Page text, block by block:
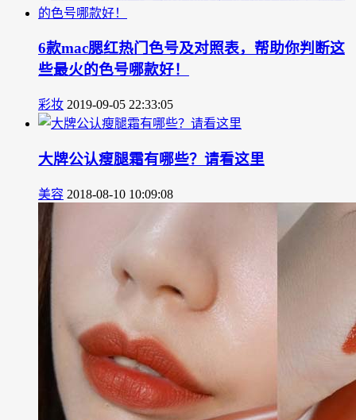
6款mac腮红热门色号及对照表，帮助你判断这
些最火的色号哪款好！
彩妆 2019-09-05 22:33:05
大牌公认瘦腿霜有哪些？请看这里
美容 2018-08-10 10:09:08